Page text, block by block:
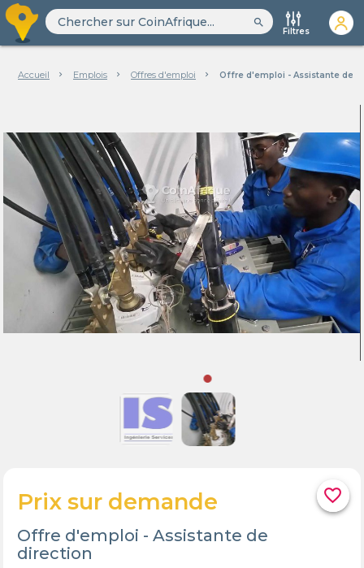
search
Filtres
Accueil Emplois Offres d'emploi Offre d'emploi - Assistante de
favorite_border
Prix sur demande
Offre d'emploi - Assistante de
direction